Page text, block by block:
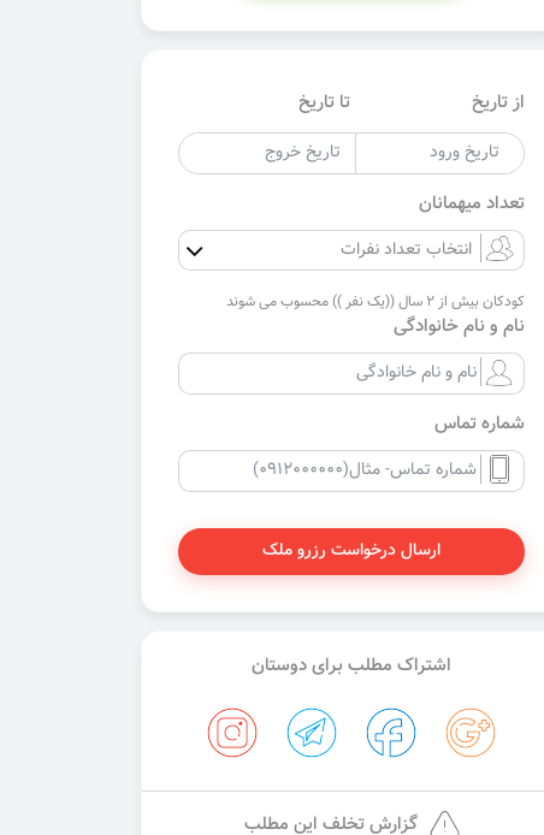
از تاریخ تا تاریخ
تعداد میهمانان
کودکان بیش از 2 سال ((یک نفر )) محسوب می شوند
نام و نام خانوادگی
شماره تماس
ارسال درخواست رزرو ملک
اشتراک مطلب برای دوستان
گزارش تخلف این مطلب